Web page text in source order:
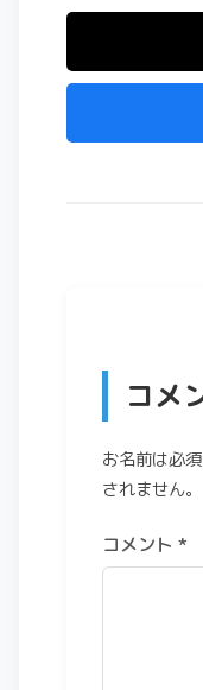
コメ
お名前は必
されません。
コメント *